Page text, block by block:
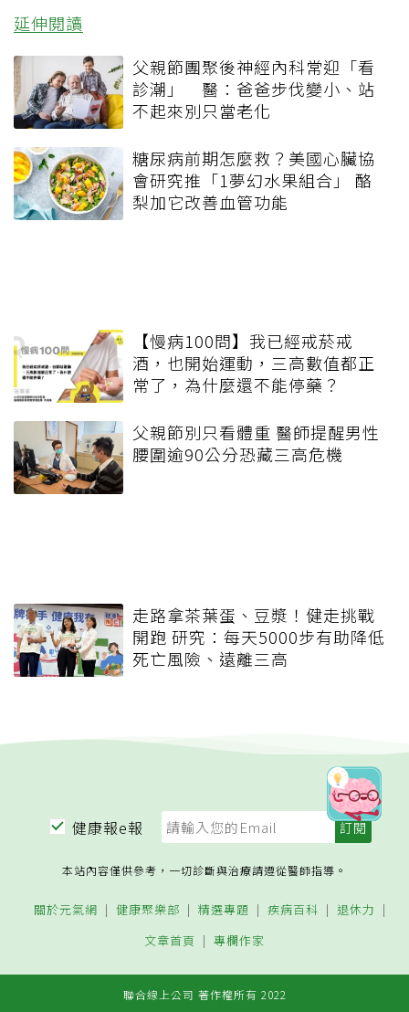
延伸閱讀
父親節團聚後神經內科常迎「看
診潮」 醫：爸爸步伐變小、站
不起來別只當老化
糖尿病前期怎麼救？美國心臟協
會研究推「1夢幻水果組合」 酪
梨加它改善血管功能
【慢病100問】我已經戒菸戒
酒，也開始運動，三高數值都正
常了，為什麼還不能停藥？
父親節別只看體重 醫師提醒男性
腰圍逾90公分恐藏三高危機
走路拿茶葉蛋、豆漿！健走挑戰
開跑 研究：每天5000步有助降低
死亡風險、遠離三高
健康報e報
本站內容僅供參考，一切診斷與治療請遵從醫師指導。
關於元氣網 健康聚樂部 精選專題 疾病百科
退休力
文章首頁
專欄作家
聯合線上公司 著作權所有 2022